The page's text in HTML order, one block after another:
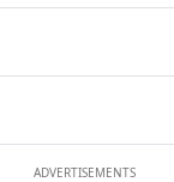
ADVERTISEMENTS